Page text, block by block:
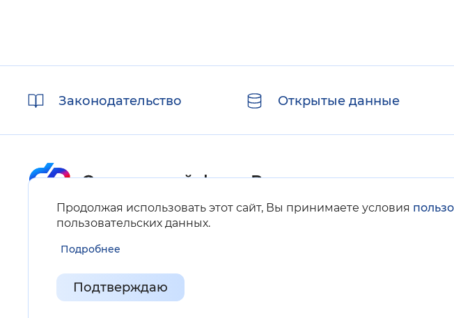
Продолжая использовать этот сайт, Вы принимаете условия
пользовательских данных.
Подробнее
Подтверждаю
ссылкиЗаконодательство Открытые данные
Карта сайта
Нашли ошибку на сайте?